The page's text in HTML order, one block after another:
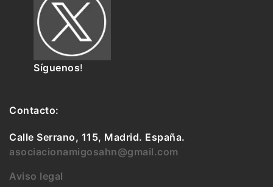
Síguenos!
Contacto:
Calle Serrano, 115, Madrid. España.
asociacionamigosahn@gmail.com
Aviso legal